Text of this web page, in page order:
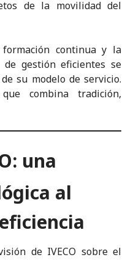
de la movilidad del
continua y la
gestión eficientes se
su modelo de servicio.
combina tradición,
una
al
de IVECO sobre el